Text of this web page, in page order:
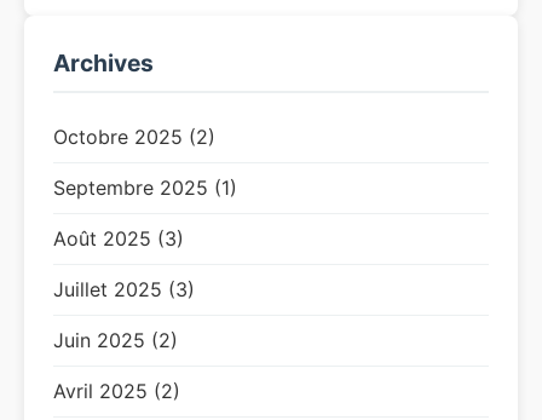
Archives
Octobre 2025 (2)
Septembre 2025 (1)
Août 2025 (3)
Juillet 2025 (3)
Juin 2025 (2)
Avril 2025 (2)